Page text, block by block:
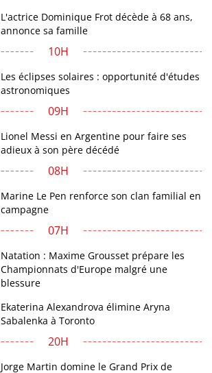
L'actrice Dominique Frot décède à 68 ans,
annonce sa famille
10H
Les éclipses solaires : opportunité d'études
astronomiques
09H
Lionel Messi en Argentine pour faire ses
adieux à son père décédé
08H
Marine Le Pen renforce son clan familial en
campagne
07H
Natation : Maxime Grousset prépare les
Championnats d'Europe malgré une
blessure
Ekaterina Alexandrova élimine Aryna
Sabalenka à Toronto
20H
Jorge Martin domine le Grand Prix de